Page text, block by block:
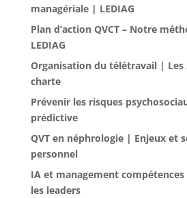
managériale | LEDIAG
Plan d’action QVCT – Notre
LEDIAG
Organisation du télétravail | Les
charte
Prévenir les risques
prédictive
QVT en néphrologie | Enjeux et
personnel
IA et management
les leaders